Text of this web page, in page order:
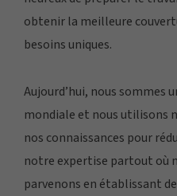
obtenir la meilleure
besoins uniques.
Aujourd’hui, nous sommes
mondiale et nous utilisons
nos connaissances pour
notre expertise partout où
parvenons en établissant